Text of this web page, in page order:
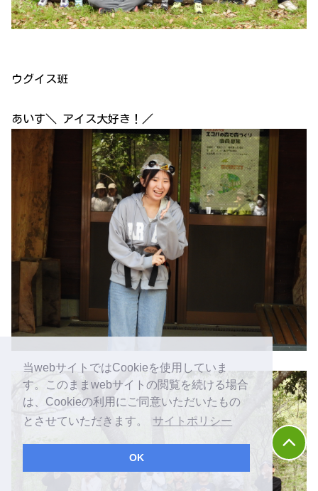
当webサイトではCookieを使用していま
す。このままwebサイトの閲覧を続ける場合
は、Cookieの利用にご同意いただいたもの
とさせていただきます。
サイトポリシー
OK
ウグイス班
あいす＼ アイス大好き！／